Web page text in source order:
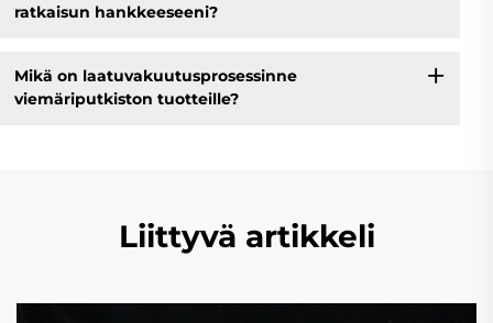
ratkaisun hankkeeseeni?
Mikä on laatuvakuutusprosessinne
viemäriputkiston tuotteille?
Liittyvä artikkeli